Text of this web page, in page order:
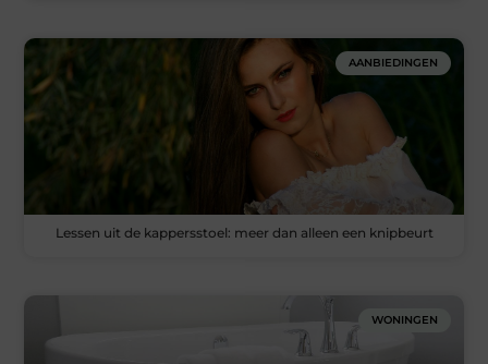
AANBIEDINGEN
Lessen uit de kappersstoel: meer dan alleen een knipbeurt
WONINGEN